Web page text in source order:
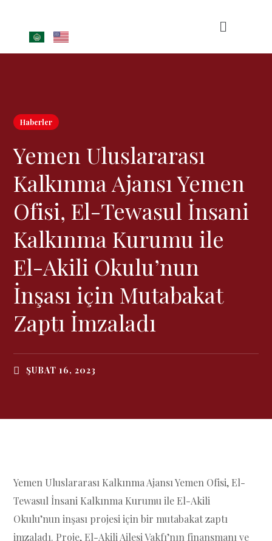
Haberler
Yemen Uluslararası
Kalkınma Ajansı Yemen
Ofisi, El-Tewasul İnsani
Kalkınma Kurumu ile
El-Akili Okulu’nun
İnşası için Mutabakat
Zaptı İmzaladı
ŞUBAT 16, 2023
Yemen Uluslararası Kalkınma Ajansı Yemen Ofisi, El-
Tewasul İnsani Kalkınma Kurumu ile El-Akili
Okulu’nun inşası projesi için bir mutabakat zaptı
imzaladı. Proje, El-Akili Ailesi Vakfı’nın finansmanı ve